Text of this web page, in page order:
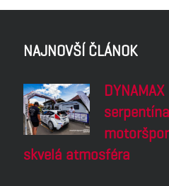
NAJNOVŠÍ ČLÁNOK
skvelá atmosféra